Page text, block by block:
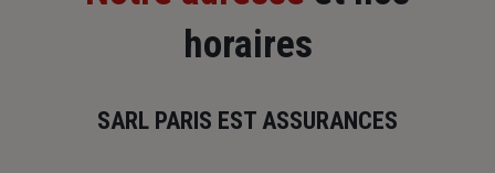
horaires
SARL PARIS EST ASSURANCES